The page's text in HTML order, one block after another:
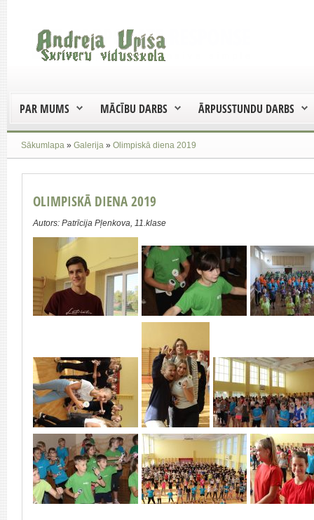
PAR MUMS MĀCĪBU DARBS ĀRPUSSTUNDU DARBS
Sākumlapa » Galerija » Olimpiskā diena 2019
OLIMPISKĀ DIENA 2019
Autors: Patrīcija Pļenkova, 11.klase